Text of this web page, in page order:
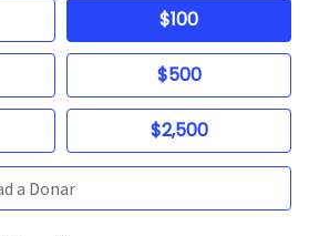
$100
$500
$2,500